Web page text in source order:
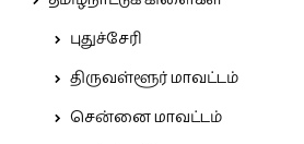
புதுச்சேரி
திருவள்ளூர் மாவட்டம்
சென்னை மாவட்டம்